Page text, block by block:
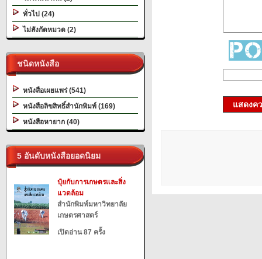
ทั่วไป (24)
ไม่สังกัดหมวด (2)
ชนิดหนังสือ
หนังสือเผยแพร่ (541)
หนังสือลิขสิทธิ์สำนักพิมพ์ (169)
หนังสือหายาก (40)
5 อันดับหนังสือยอดนิยม
ปุ๋ยกับการเกษตรและสิ่ง
แวดล้อม
สำนักพิมพ์มหาวิทยาลัย
เกษตรศาสตร์
เปิดอ่าน 87 ครั้ง
แสดงค